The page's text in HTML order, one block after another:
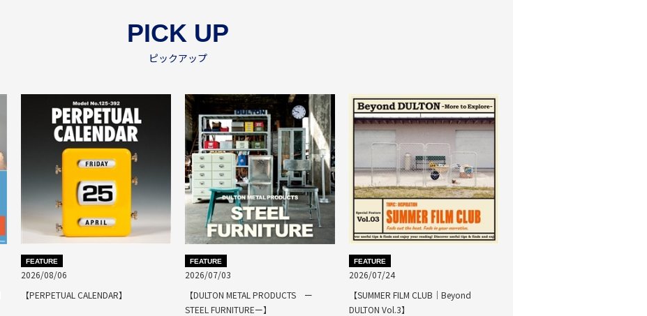
PICK UP
ピックアップ
FEATURE
2026/08/06
【PERPETUAL CALENDAR】
FEATURE
2026/07/03
【DULTON METAL PRODUCTS ー
STEEL FURNITUREー】
FEATURE
2026/07/24
【SUMMER FILM CLUB｜Beyond
DULTON Vol.3】